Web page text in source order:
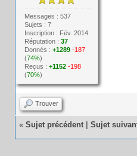
Messages : 537
Sujets : 7
Inscription : Fév. 2014
Réputation :37
Donnés :+1289 -187
(74%)
Reçus :+1152 -198
(70%)
Trouver
« Sujet précédent Sujet